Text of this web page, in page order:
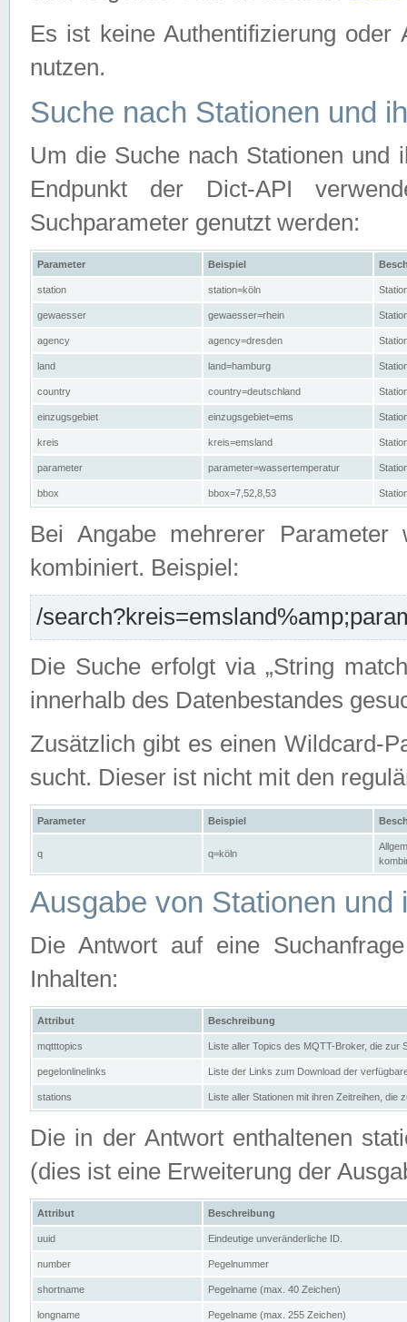
Es ist keine Authentifizierung
nutzen.
Suche nach Stationen und
Um die Suche nach Stationen und
Endpunkt der Dict-API
Suchparameter genutzt werden:
Parameter Beispiel
station station=köln
gewaesser gewaesser=rhein
agency agency=dresden
land land=hamburg
country country=deutschland
einzugsgebiet einzugsgebiet=ems
kreis kreis=emsland
parameter parameter=wassertemperatur
bbox bbox=7,52,8,53
Bei Angabe mehrerer Parameter
kombiniert. Beispiel:
/
Die Suche erfolgt via „String
innerhalb des Datenbestandes
Zusätzlich gibt es einen Wildcard-
sucht. Dieser ist nicht mit den
Parameter Beispiel
q q=köln
Ausgabe von Stationen und
Die Antwort auf eine
Inhalten:
Attribut Beschreibung
mqtttopics Liste aller Topics des MQTT-Broker, die zur
pegelonlinelinks Liste der Links zum Download der
stations Liste aller Stationen mit ihren Zeitreihen, die
Die in der Antwort enthaltenen
(dies ist eine Erweiterung der
Attribut Beschreibung
uuid Eindeutige unveränderliche ID.
number Pegelnummer
shortname Pegelname (max. 40 Zeichen)
longname Pegelname (max. 255 Zeichen)